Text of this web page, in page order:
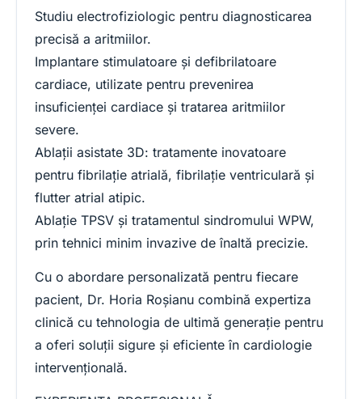
Studiu electrofiziologic pentru diagnosticarea
precisă a aritmiilor.
Implantare stimulatoare și defibrilatoare
cardiace, utilizate pentru prevenirea
insuficienței cardiace și tratarea aritmiilor
severe.
Ablații asistate 3D: tratamente inovatoare
pentru fibrilație atrială, fibrilație ventriculară și
flutter atrial atipic.
Ablație TPSV și tratamentul sindromului WPW,
prin tehnici minim invazive de înaltă precizie.
Cu o abordare personalizată pentru fiecare
pacient, Dr. Horia Roșianu combină expertiza
clinică cu tehnologia de ultimă generație pentru
a oferi soluții sigure și eficiente în cardiologie
intervențională.